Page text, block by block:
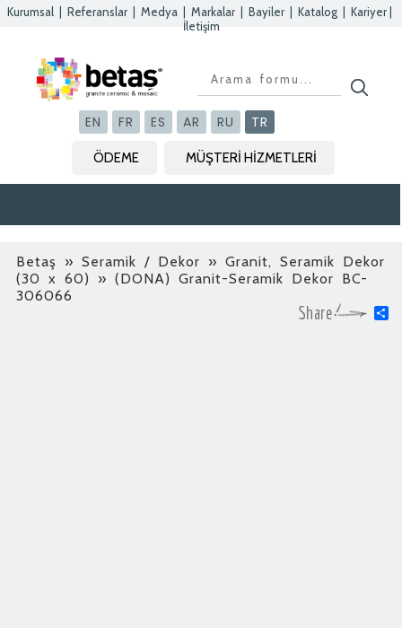
Kurumsal Referanslar Medya Markalar Bayiler Katalog Kariyer
İletişim
EN FR ES AR RU TR
ÖDEME MÜŞTERİ HİZMETLERİ
Betaş » Seramik / Dekor » Granit, Seramik Dekor
(30 x 60)
» (DONA) Granit-Seramik Dekor BC-
306066